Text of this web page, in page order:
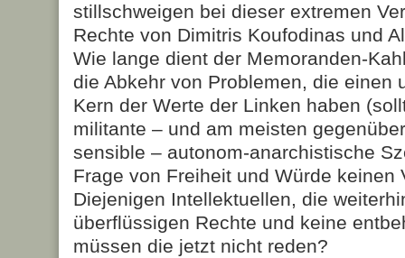
stillschweigen bei dieser extremen
Rechte von Dimitris Koufodinas und
Wie lange dient der Me­moranden-
die Abkehr von Problemen, die einen
Kern der Werte der Linken haben
militante – und am meisten
sensible – autonom-anarchistische
Frage von Freiheit und Würde keinen
Diejenigen Intellektuellen, die
überflüssigen Rechte und keine
müssen die jetzt nicht reden?